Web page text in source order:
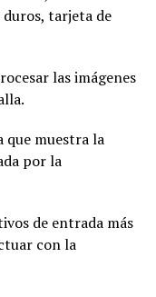
duros, tarjeta de
las imágenes
que muestra la
por la
de entrada más
con la